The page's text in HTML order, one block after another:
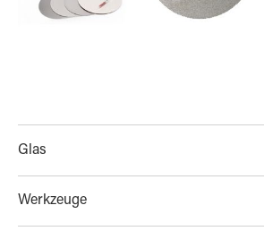
Glas
Werkzeuge